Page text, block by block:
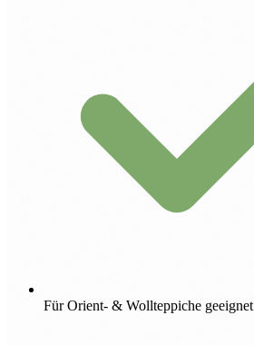
Für Orient- & Wollteppiche geeignet